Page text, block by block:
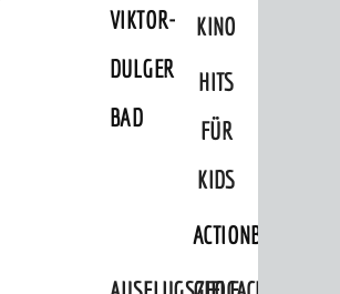
VIKTOR-
DULGER-
BAD
KINO
HITS
FÜR
KIDS
ACTIONBOUND
und Bierproben
und Parkmöglichkeiten
gestellte Fragen